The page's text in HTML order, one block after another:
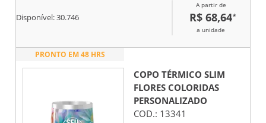
Disponível:30.746
A partir de
R$ 68,64*
a unidade
PRONTO EM 48 HRS
COPO TÉRMICO SLIM
FLORES COLORIDAS
PERSONALIZADO
COD.: 13341